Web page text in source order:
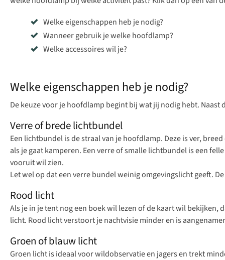
Welke eigenschappen heb je nodig?
Wanneer gebruik je welke hoofdlamp?
Welke accessoires wil je?
Welke eigenschappen heb je nodig?
De keuze voor je hoofdlamp begint bij wat jij nodig hebt.
Verre of brede lichtbundel
Een lichtbundel is de straal van je hoofdlamp. Deze is ver,
als je gaat kamperen. Een verre of smalle lichtbundel is een
vooruit wil zien.
Let wel op dat een verre bundel weinig omgevingslicht geeft.
Rood licht
Als je in je tent nog een boek wil lezen of de kaart wil
licht. Rood licht verstoort je nachtvisie minder en is
Groen of blauw licht
Groen licht is ideaal voor wildobservatie en jagers en trekt